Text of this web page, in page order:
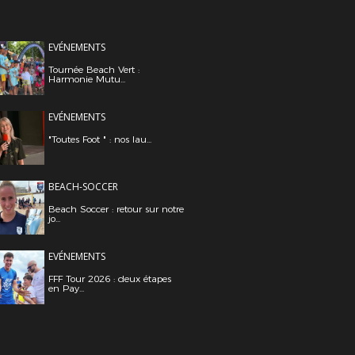
EVÉNEMENTS
Tournée Beach Vert :
Harmonie Mutu...
EVÉNEMENTS
"Toutes Foot " : nos lau...
BEACH-SOCCER
Beach Soccer : retour sur notre
jo...
EVÉNEMENTS
FFF Tour 2026 : deux étapes
en Pay...